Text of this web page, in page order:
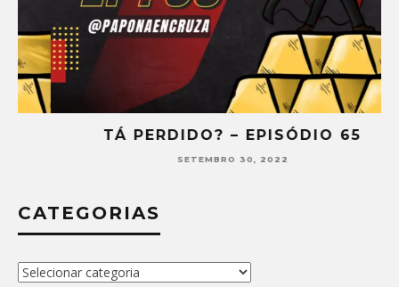
TÁ PERDIDO? – EPISÓDIO 65
SETEMBRO 30, 2022
CATEGORIAS
Categorias